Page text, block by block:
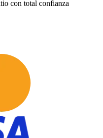
con total confianza